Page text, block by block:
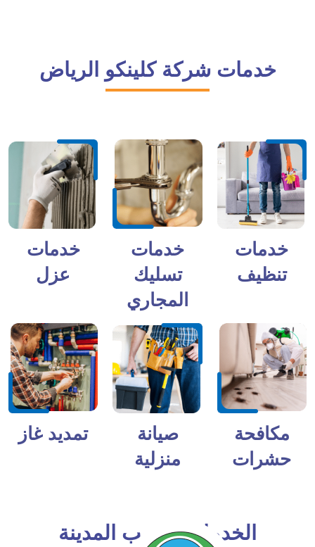
خدمات شركة كلينكو الرياض
خدمات
تنظيف
خدمات
تسليك
المجاري
خدمات
عزل
مكافحة
حشرات
صيانة
منزلية
تمديد غاز
الخدمات بحسب المدينة